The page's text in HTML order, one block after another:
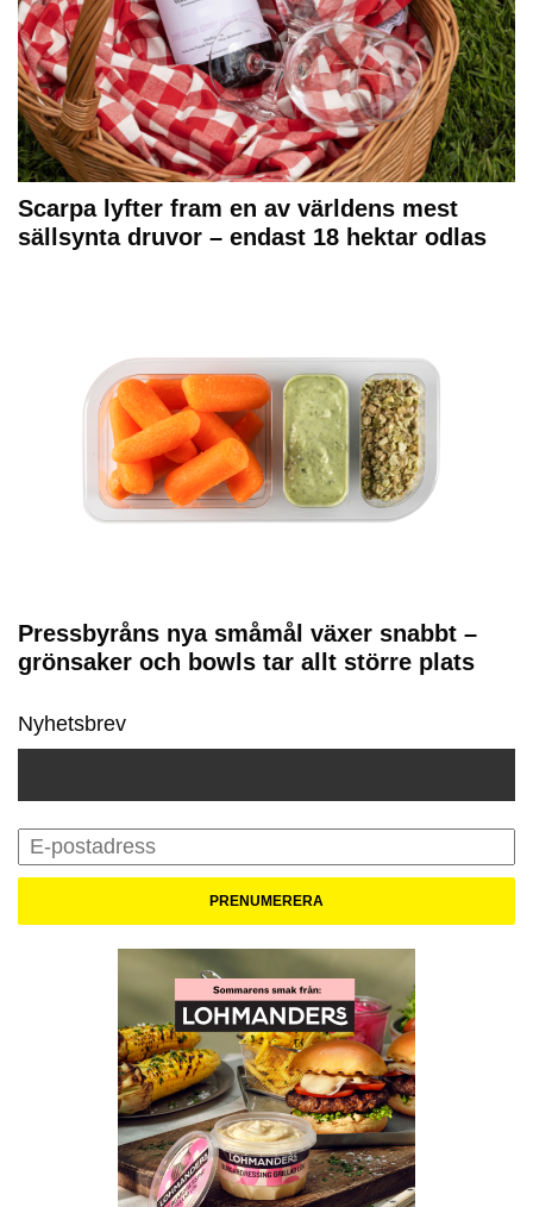
Scarpa lyfter fram en av världens mest
sällsynta druvor – endast 18 hektar odlas
Pressbyråns nya småmål växer snabbt –
grönsaker och bowls tar allt större plats
Nyhetsbrev